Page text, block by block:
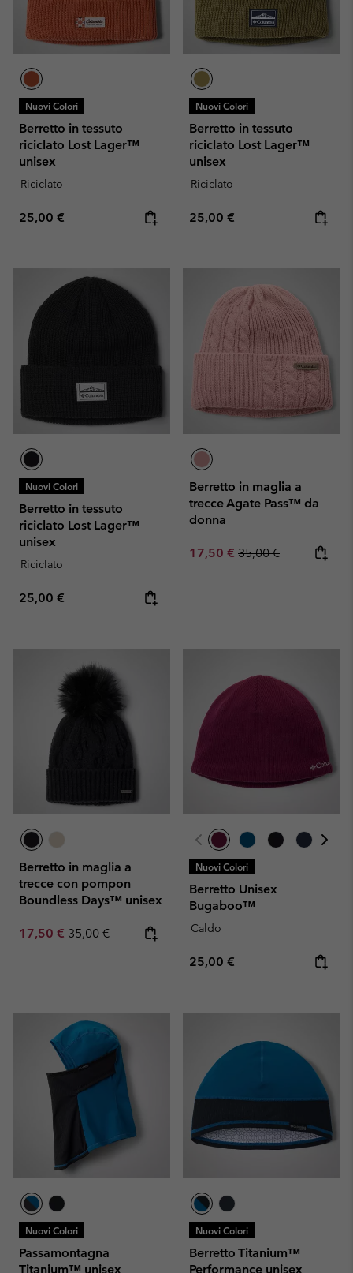
Nuovi Colori
Berretto in tessuto
riciclato Lost Lager™
unisex
Riciclato
Regular price:
25,00 €
Nuovi Colori
Berretto in tessuto
riciclato Lost Lager™
unisex
Riciclato
Regular price:
25,00 €
Nuovi Colori
Berretto in tessuto
riciclato Lost Lager™
unisex
Riciclato
Regular price:
25,00 €
Berretto in maglia a
trecce Agate Pass™ da
donna
Sale price:
17,50 € Regular price:
35,00 €
Berretto in maglia a
trecce con pompon
Boundless Days™ unisex
Sale price:
17,50 € Regular price:
35,00 €
Nuovi Colori
Berretto Unisex
Bugaboo™
Caldo
Regular price:
25,00 €
Nuovi Colori
Passamontagna
Titanium™ unisex
Nuovi Colori
Berretto Titanium™
Performance unisex